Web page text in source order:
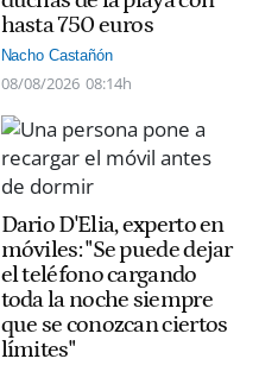
hasta 750 euros
Nacho Castañón
08/08/2026 08:14h
Dario D'Elia, experto en
móviles: "Se puede dejar
el teléfono cargando
toda la noche siempre
que se conozcan ciertos
límites"